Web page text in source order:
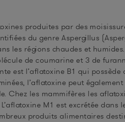
produites par des
du genre Aspergillus
les régions chaudes et
de coumarine et 3 de
est l’aflatoxine B1 qui possède
l’aflatoxine peut
Chez les mammifères les
M1 est excrétée
produits alimentaires